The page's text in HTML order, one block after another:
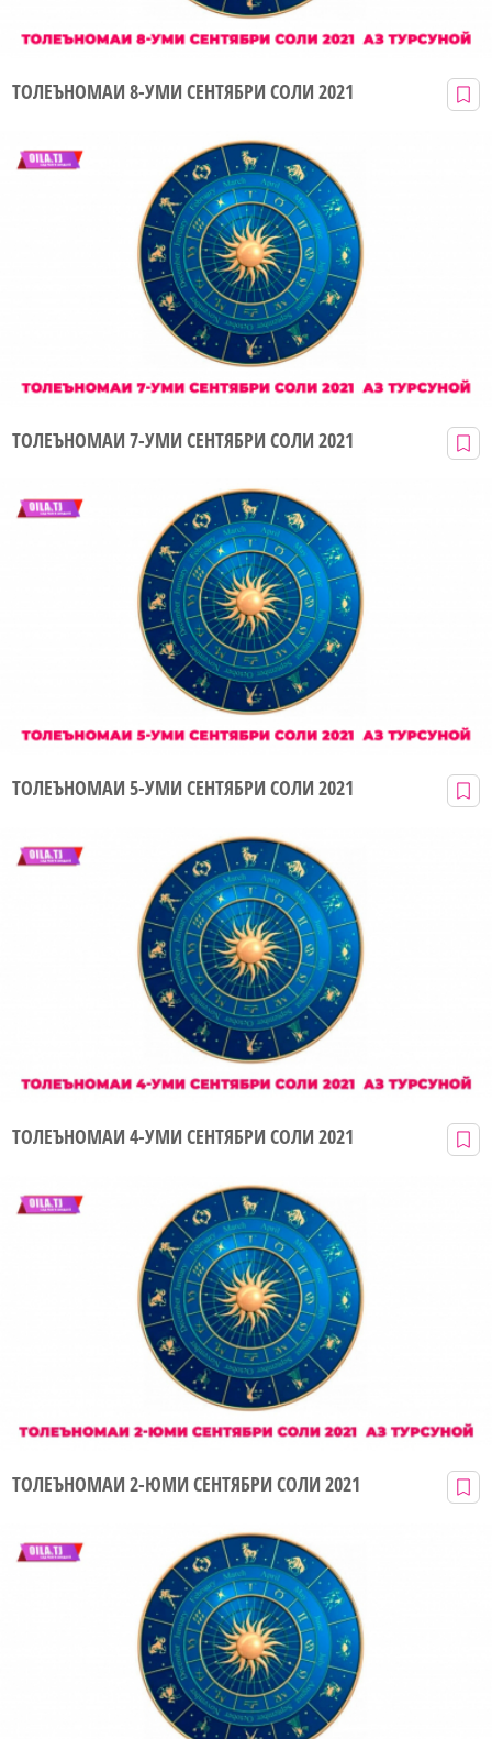
ТОЛЕЪНОМАИ 8-УМИ СЕНТЯБРИ СОЛИ 2021
ТОЛЕЪНОМАИ 7-УМИ СЕНТЯБРИ СОЛИ 2021
ТОЛЕЪНОМАИ 5-УМИ СЕНТЯБРИ СОЛИ 2021
ТОЛЕЪНОМАИ 4-УМИ СЕНТЯБРИ СОЛИ 2021
ТОЛЕЪНОМАИ 2-ЮМИ СЕНТЯБРИ СОЛИ 2021